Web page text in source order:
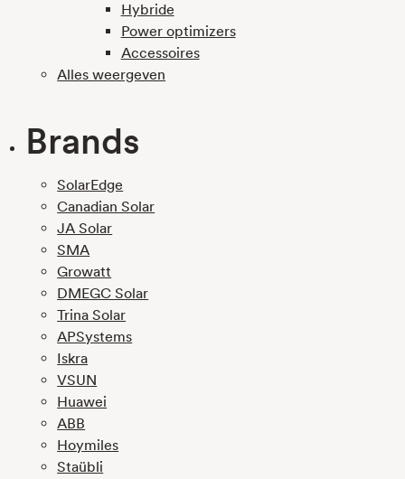
Hybride
Power optimizers
Accessoires
Alles weergeven
Brands
SolarEdge
Canadian Solar
JA Solar
SMA
Growatt
DMEGC Solar
Trina Solar
APSystems
Iskra
VSUN
Huawei
ABB
Hoymiles
Staübli